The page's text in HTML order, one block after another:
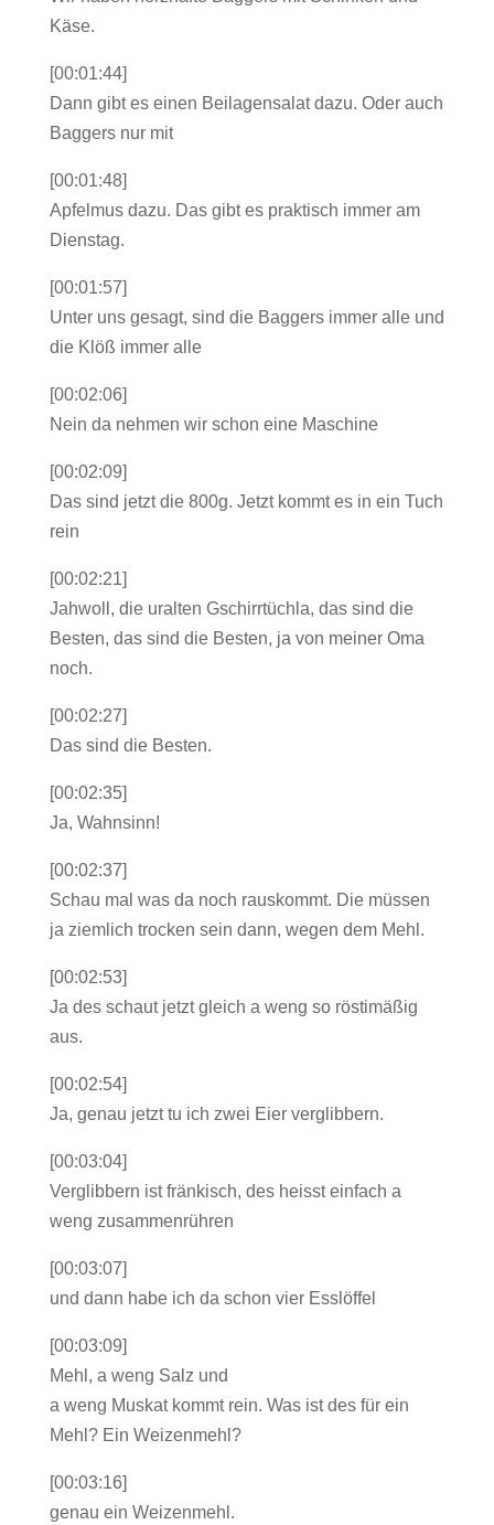
Käse.
[00:01:44]
Dann gibt es einen Beilagensalat dazu. Oder auch
Baggers nur mit
[00:01:48]
Apfelmus dazu. Das gibt es praktisch immer am
Dienstag.
[00:01:57]
Unter uns gesagt, sind die Baggers immer alle und
die Klöß immer alle
[00:02:06]
Nein da nehmen wir schon eine Maschine
[00:02:09]
Das sind jetzt die 800g. Jetzt kommt es in ein Tuch
rein
[00:02:21]
Jahwoll, die uralten Gschirrtüchla, das sind die
Besten, das sind die Besten, ja von meiner Oma
noch.
[00:02:27]
Das sind die Besten.
[00:02:35]
Ja, Wahnsinn!
[00:02:37]
Schau mal was da noch rauskommt. Die müssen
ja ziemlich trocken sein dann, wegen dem Mehl.
[00:02:53]
Ja des schaut jetzt gleich a weng so röstimäßig
aus.
[00:02:54]
Ja, genau jetzt tu ich zwei Eier verglibbern.
[00:03:04]
Verglibbern ist fränkisch, des heisst einfach a
weng zusammenrühren
[00:03:07]
und dann habe ich da schon vier Esslöffel
[00:03:09]
Mehl, a weng Salz und
a weng Muskat kommt rein. Was ist des für ein
Mehl? Ein Weizenmehl?
[00:03:16]
genau ein Weizenmehl.